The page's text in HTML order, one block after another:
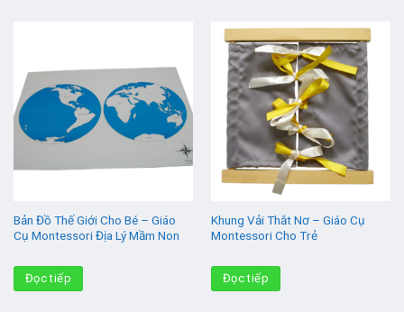
Bản Đồ Thế Giới Cho Bé – Giáo
Cụ Montessori Địa Lý Mầm Non
Đọc tiếp
Khung Vải Thắt Nơ – Giáo Cụ
Montessori Cho Trẻ
Đọc tiếp